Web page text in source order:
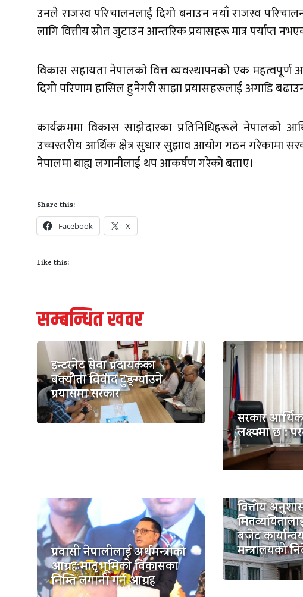
उनले राजस्व परिचालनलाई दिगो बनाउन नयाँ राजस्व
लागि वित्तीय स्रोत जुटाउन आन्तरिक प्रयासहरू मात्र पर्याप्त
विकास सहायता नेपालको वित्त व्यवस्थापनको एक महत्वपूर्ण
दिगो परिणाम हासिल हुनेगरी साझा प्रयासहरूलाई अगाडि
कार्यक्रममा विकास साझेदारका प्रतिनिधिहरूले
उच्चस्तरीय आर्थिक क्षेत्र सुधार सुझाव आयोग गठन गरेकामा
नेपालमा बाह्य लगानीलाई थप आकर्षण गरेको बताए।
Share this:
Facebook X
Like this:
सम्बन्धित खवर
इन्टरनेट सेवा प्रदायकका
बक्यौता विवाद टुङ्ग्याउने
प्रयासमा सरकार
सरकार
लक्ष्यमा छ :
प्रवासी नेपालीलाई अर्थमन्त्रीको
आग्रहःमातृभूमिको विकासका
निम्ति लगानी गर्न आग्रह
वित्तीय
बजेट
मन्त्रालयको